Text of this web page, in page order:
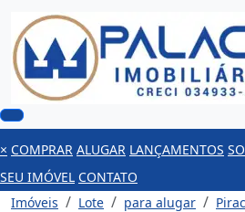
× COMPRAR ALUGAR LANÇAMENTOS
SEU IMÓVEL CONTATO
Imóveis
Lote para alugar